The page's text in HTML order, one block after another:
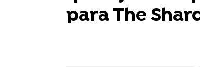
para The